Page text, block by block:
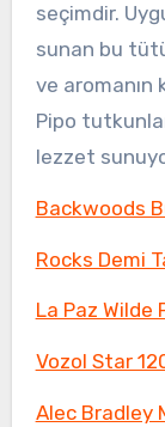
seçimdir.
sunan bu
ve aromanın
Pipo
lezzet
Backwoods
Rocks Demi
La Paz Wilde
Vozol Star
Alec Bradley